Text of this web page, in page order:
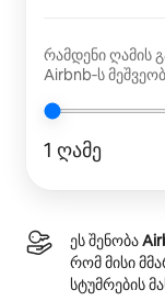
რამდენი ღამის
Airbnb‑ს
1 ღამე
ეს შენობა
რომ მისი
სტუმრების